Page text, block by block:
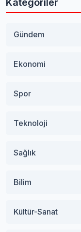
Gündem
Ekonomi
Spor
Teknoloji
Sağlık
Bilim
Kültür-Sanat